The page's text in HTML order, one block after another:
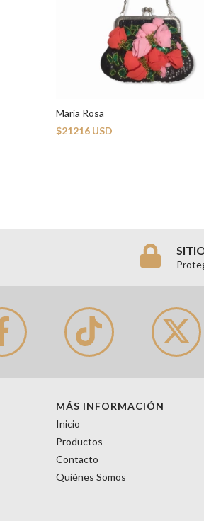
María Rosa
$21216 USD
MÁS INFORMACIÓN
Inicio
Productos
Contacto
Quiénes Somos